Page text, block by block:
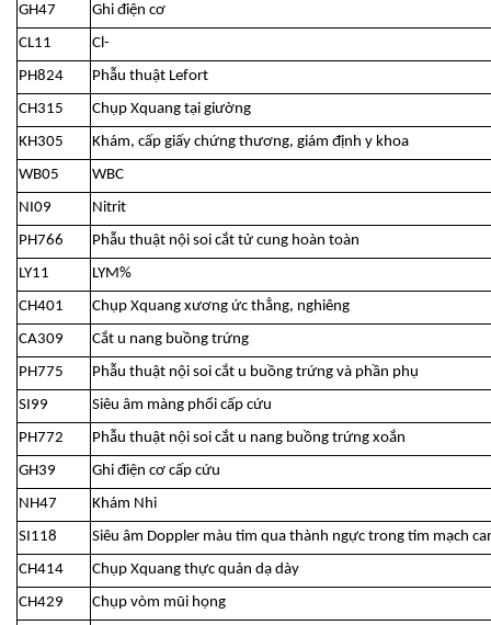
GH47
Ghi điện cơ
CL11
Cl-
PH824
Phẫu thuật Lefort
CH315
Chụp Xquang tại giường
KH305
Khám, cấp giấy chứng thương, giám định y khoa
WB05
WBC
NI09
Nitrit
PH766
Phẫu thuật nội soi cắt tử cung hoàn toàn
LY11
LYM%
CH401
Chụp Xquang xương ức thẳng, nghiêng
CA309
Cắt u nang buồng trứng
PH775
Phẫu thuật nội soi cắt u buồng trứng và phần phụ
SI99
Siêu âm màng phổi cấp cứu
PH772
Phẫu thuật nội soi cắt u nang buồng trứng xoắn
GH39
Ghi điện cơ cấp cứu
NH47
Khám Nhi
SI118
Siêu âm Doppler màu tim qua thành ngực trong tim mạch
CH414
Chụp Xquang thực quản dạ dày
CH429
Chụp vòm mũi họng